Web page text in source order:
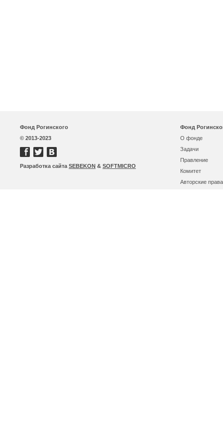
Фонд Рогинского
© 2013-2023
Разработка сайта SEBEKON & SOFTMICRO
Фонд
О фонде
Задачи
Правление
Комитет
Авторские права